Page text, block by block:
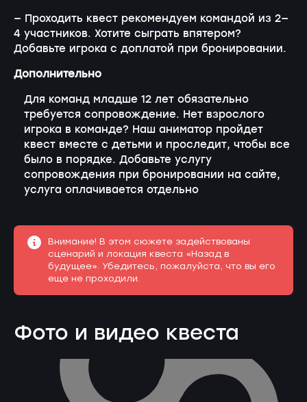
— Проходить квест рекомендуем командой из 2—
4 участников. Хотите сыграть впятером?
Добавьте игрока с доплатой при бронировании.
Дополнительно
Для команд младше 12 лет обязательно
требуется сопровождение. Нет взрослого
игрока в команде? Наш аниматор пройдет
квест вместе с детьми и проследит, чтобы все
было в порядке. Добавьте услугу
сопровождения при бронировании на сайте,
услуга оплачивается отдельно
Внимание! В этом сюжете задействованы
сценарий и локация квеста «Назад в
будущее». Убедитесь, пожалуйста, что вы его
еще не проходили.
Фото и видео квеста